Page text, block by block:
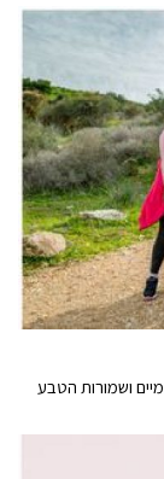
ושמורות הטבע